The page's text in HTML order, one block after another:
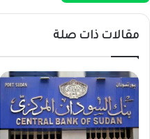
مقالات ذات صلة